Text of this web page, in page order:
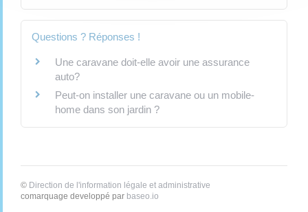
Questions ? Réponses !
Une caravane doit-elle avoir une assurance
auto?
Peut-on installer une caravane ou un mobile-
home dans son jardin ?
© Direction de l'information légale et administrative
comarquage developpé par baseo.io